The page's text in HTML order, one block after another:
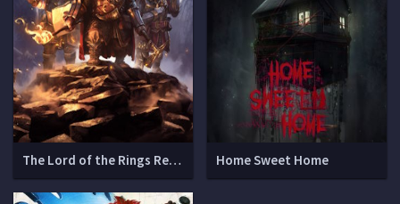
The Lord of the Rings Return to Moria Home Sweet Home